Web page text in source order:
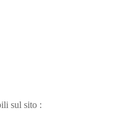
sul sito :